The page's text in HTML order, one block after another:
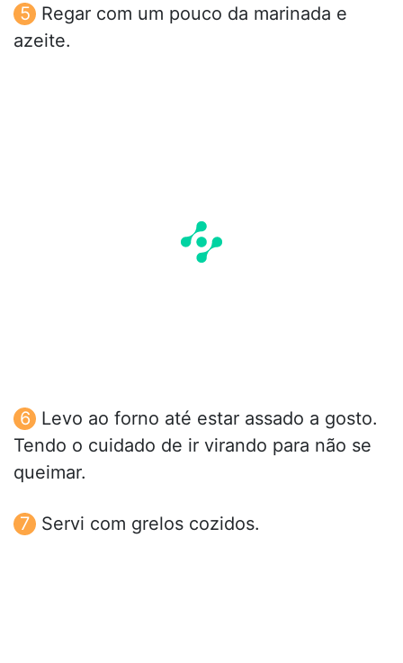
Regar com um pouco da marinada e
azeite.
Levo ao forno até estar assado a gosto.
Tendo o cuidado de ir virando para não se
queimar.
Servi com grelos cozidos.